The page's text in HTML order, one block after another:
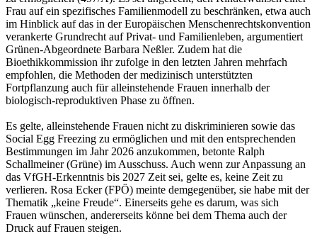
Frau auf ein spezifisches Familienmodell zu beschränken, etwa auch
im Hinblick auf das in der Europäischen Menschenrechtskonvention
verankerte Grundrecht auf Privat- und Familienleben, argumentiert
Grünen-Abgeordnete Barbara Neßler. Zudem hat die
Bioethikkommission ihr zufolge in den letzten Jahren mehrfach
empfohlen, die Methoden der medizinisch unterstützten
Fortpflanzung auch für alleinstehende Frauen innerhalb der
biologisch-reproduktiven Phase zu öffnen.
Es gelte, alleinstehende Frauen nicht zu diskriminieren sowie das
Social Egg Freezing zu ermöglichen und mit den entsprechenden
Bestimmungen im Jahr 2026 anzukommen, betonte Ralph
Schallmeiner (Grüne) im Ausschuss. Auch wenn zur Anpassung an
das VfGH-Erkenntnis bis 2027 Zeit sei, gelte es, keine Zeit zu
verlieren. Rosa Ecker (FPÖ) meinte demgegenüber, sie habe mit der
Thematik „keine Freude“. Einerseits gehe es darum, was sich
Frauen wünschen, andererseits könne bei dem Thema auch der
Druck auf Frauen steigen.